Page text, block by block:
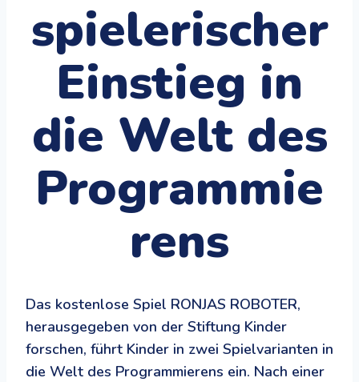
spielerischer
Einstieg in
die Welt des
Programmie
rens
Das kostenlose Spiel RONJAS ROBOTER,
herausgegeben von der Stiftung Kinder
forschen, führt Kinder in zwei Spielvarianten in
die Welt des Programmierens ein. Nach einer